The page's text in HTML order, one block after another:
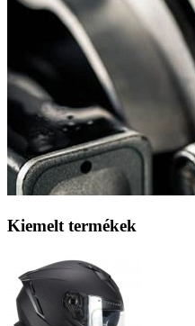
Kiemelt termékek